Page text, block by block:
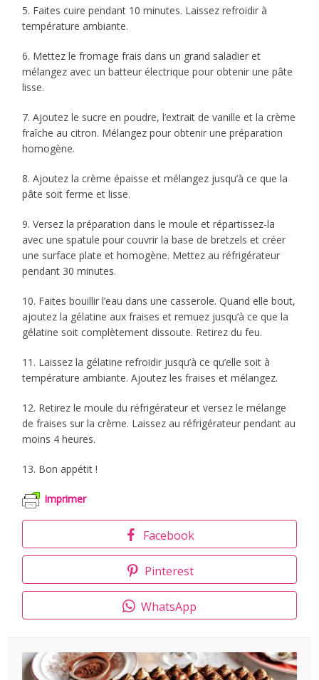
5. Faites cuire pendant 10 minutes. Laissez refroidir à
température ambiante.
6. Mettez le fromage frais dans un grand saladier et
mélangez avec un batteur électrique pour obtenir une pâte
lisse.
7. Ajoutez le sucre en poudre, l’extrait de vanille et la crème
fraîche au citron. Mélangez pour obtenir une préparation
homogène.
8. Ajoutez la crème épaisse et mélangez jusqu’à ce que la
pâte soit ferme et lisse.
9. Versez la préparation dans le moule et répartissez-la
avec une spatule pour couvrir la base de bretzels et créer
une surface plate et homogène. Mettez au réfrigérateur
pendant 30 minutes.
10. Faites bouillir l’eau dans une casserole. Quand elle bout,
ajoutez la gélatine aux fraises et remuez jusqu’à ce que la
gélatine soit complètement dissoute. Retirez du feu.
11. Laissez la gélatine refroidir jusqu’à ce qu’elle soit à
température ambiante. Ajoutez les fraises et mélangez.
12. Retirez le moule du réfrigérateur et versez le mélange
de fraises sur la crème. Laissez au réfrigérateur pendant au
moins 4 heures.
13. Bon appétit !
Imprimer
Facebook
Pinterest
WhatsApp